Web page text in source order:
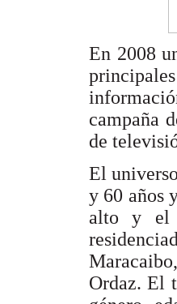
En 2008
campaña
de
El
y 60 años
alto y el
Ordaz. El